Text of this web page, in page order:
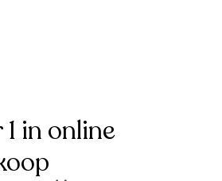
in online